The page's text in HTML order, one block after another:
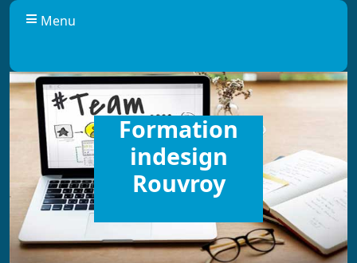
Menu
Formation
indesign
Rouvroy
Panneau de gestion des cookies